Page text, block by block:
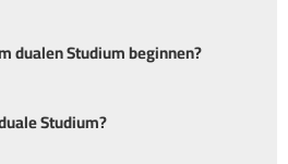
dualen Studium beginnen?
Studium?